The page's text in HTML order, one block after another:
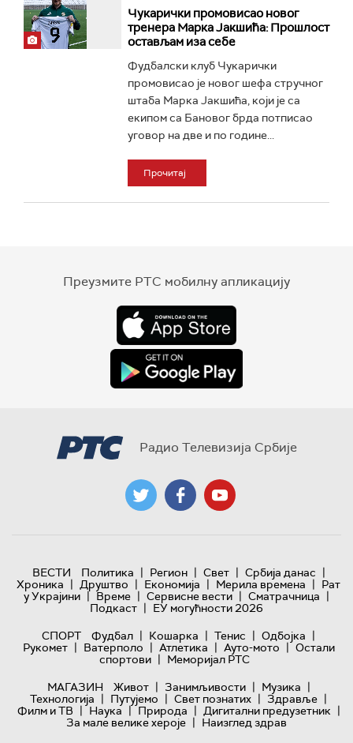
Чукарички промовисао новог
тренера Марка Јакшића: Прошлост
остављам иза себе
Фудбалски клуб Чукарички
промовисао је новог шефа стручног
штаба Марка Јакшића, који је са
екипом са Бановог брда потписао
уговор на две и по године...
Прочитај
Преузмите РТС мобилну апликацију
Радио Телевизија Србије
ВЕСТИ Политика | Регион | Свет | Србија данас |
Хроника | Друштво | Економија | Мерила времена | Рат
у Украјини | Време | Сервисне вести | Сматрачница |
Подкаст | ЕУ могућности 2026
СПОРТ
Фудбал | Кошарка | Тенис | Одбојка |
Рукомет | Ватерполо | Атлетика | Ауто-мото | Остали
спортови | Меморијал РТС
МАГАЗИН
Живот | Занимљивости | Музика |
Технологијa | Путујемо | Свет познатих | Здравље |
Филм и ТВ | Наука | Природа | Дигитални предузетник |
За мале велике хероје | Наизглед здрав